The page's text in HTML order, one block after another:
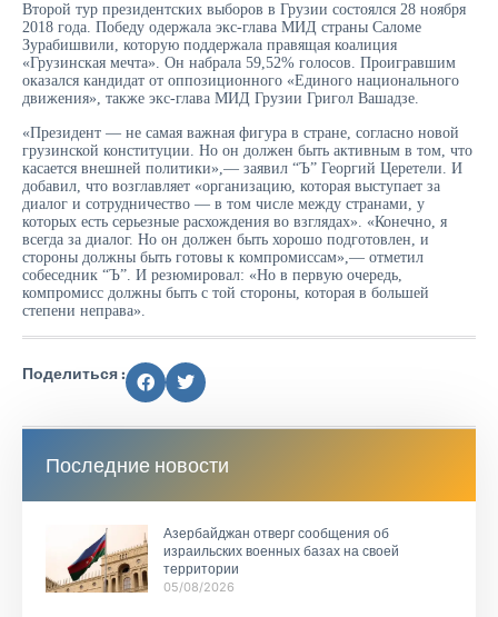
Второй тур президентских выборов в Грузии состоялся 28 ноября
2018 года. Победу одержала экс-глава МИД страны Саломе
Зурабишвили, которую поддержала правящая коалиция
«Грузинская мечта». Он набрала 59,52% голосов. Проигравшим
оказался кандидат от оппозиционного «Единого национального
движения», также экс-глава МИД Грузии Григол Вашадзе.
«Президент — не самая важная фигура в стране, согласно новой
грузинской конституции. Но он должен быть активным в том, что
касается внешней политики»,— заявил “Ъ” Георгий Церетели. И
добавил, что возглавляет «организацию, которая выступает за
диалог и сотрудничество — в том числе между странами, у
которых есть серьезные расхождения во взглядах». «Конечно, я
всегда за диалог. Но он должен быть хорошо подготовлен, и
стороны должны быть готовы к компромиссам»,— отметил
собеседник “Ъ”. И резюмировал: «Но в первую очередь,
компромисс должны быть с той стороны, которая в большей
степени неправа».
Поделиться :
Последние новости
Азербайджан отверг сообщения об
израильских военных базах на своей
территории
05/08/2026